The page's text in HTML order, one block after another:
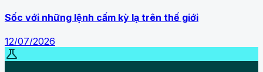
Sốc với những lệnh cấm kỳ lạ trên thế giới
12/07/2026
science